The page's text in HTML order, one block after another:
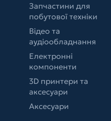
Запчастини для
побутової техніки
Відео та
аудіообладнання
Електронні
компоненти
3D принтери та
аксесуари
Аксесуари